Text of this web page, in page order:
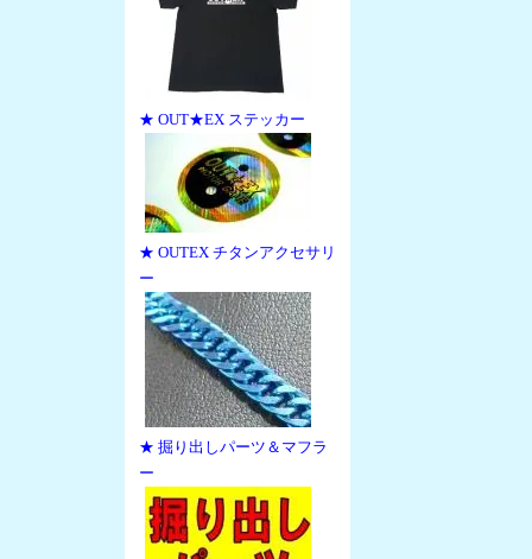
★ OUT★EX ステッカー
★ OUTEX チタンアクセサリ
ー
★ 掘り出しパーツ＆マフラ
ー